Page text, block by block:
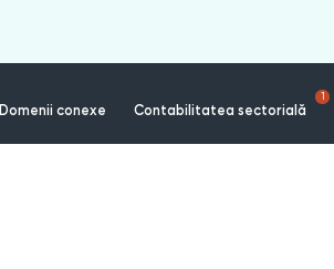
Domenii conexe Contabilitatea sectorială
1